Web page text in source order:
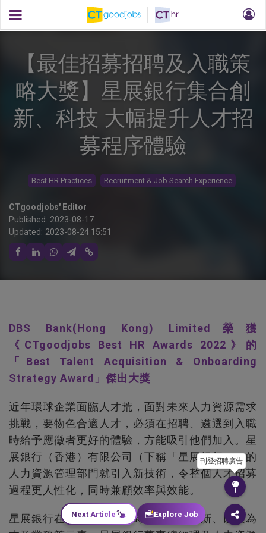
【最佳招募招聘及入職策
略大獎】星展銀行集合創
新、科技 大幅提升人才招
募程序體驗
Best HR Practices Recruitment & Job Search Experience
CTgoodjobs' Editor
Published: 2023-08-17
Updated: 2023-08-24 15:51
DBS Bank(Hong Kong) Limited榮獲
《CTgoodjobs Best HR Awards 2022》的
「Best Talent Acquisition & Onboarding
Strategy Award」傑出大獎
近年環球企業面臨人才荒，面對未來人力資源需求
挑戰，要物色合適人才，必須在招聘、遴選到入職
時給予應徵者更好的體驗，方能吸引他們加入。星
展銀行（香港）有限公司（下稱「星展銀行」）的
人力資源管理部門就引入新技術，令整個人才招募
過程更人性化，同時兼顧效率與效能。
星展銀行在制定招聘流程時，就融入創新、以人為
刊登招聘廣告
Next Article Explore Job